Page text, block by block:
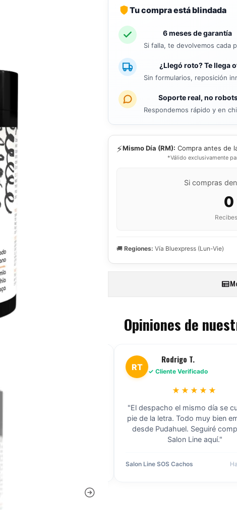
Tu compra está blindada
6 meses de garantía
Si falla, te devolvemos cada
¿Llegó roto? Te llega
Sin formularios, reposición
Soporte real, no
Respondemos rápido y en
⚡Mismo Día (RM): Compra antes de
*Válido exclusivamente
Si compras
🚚 Regiones: Vía Bluexpress (Lun-Vie)
Opiniones de
★★★★★
Line aquí."
VA
Valeria A.
✓ Cliente Verificado
★★★★★
"Me daba miedo comprar por
por volumen, pero la atención
excelente. Productos 100%
originales."
Cremas Novex Hace 1